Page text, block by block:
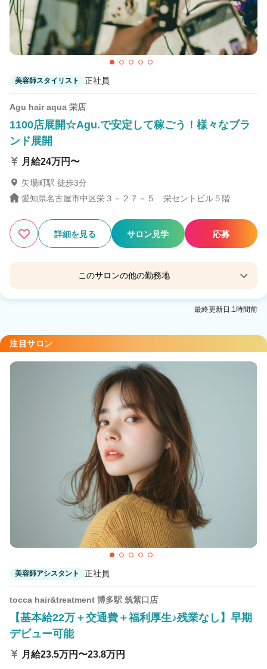
shanti 藤沢【シャンティー】
藤沢駅 徒歩4分
美容師スタイリスト 正社員
Agu hair aqua 栄店
1100店展開☆Agu.で安定して稼ごう！様々なブラ
ンド展開
月給24万円〜
矢場町駅 徒歩3分
愛知県名古屋市中区栄３－２７－５ 栄セントビル５階
詳細を見る サロン見学 応募
このサロンの他の勤務地
Agu hair wall 三ノ宮
Agu hair scene元町
Agu hair marron梅田
Agu hair lucie 豊田浄水店
CODE.LINE三宮
三ノ宮(ＪＲ)駅 徒歩2分
Agu hair rich長住町店
名鉄岐阜駅 徒歩1分
最終更新日:1時間前
注目サロン
美容師アシスタント 正社員
tocca hair&treatment 博多駅 筑紫口店
【基本給22万＋交通費＋福利厚生♪残業なし】早期
デビュー可能
月給23.5万円〜23.8万円